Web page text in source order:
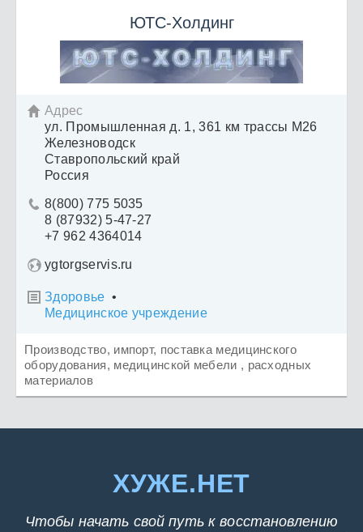
ЮТС-Холдинг
 Адрес
ул. Промышленная д. 1, 361 км трассы М26
Железноводск
Ставропольский край
Россия
 8(800) 775 5035
8 (87932) 5-47-27
+7 962 4364014
ygtorgservis.ru
 Здоровье •
Медицинское учреждение
Производство, импорт, поставка медицинского
оборудования, медицинской мебели , расходных
материалов
ХУЖЕ.НЕТ
Чтобы начать свой путь к восстановлению